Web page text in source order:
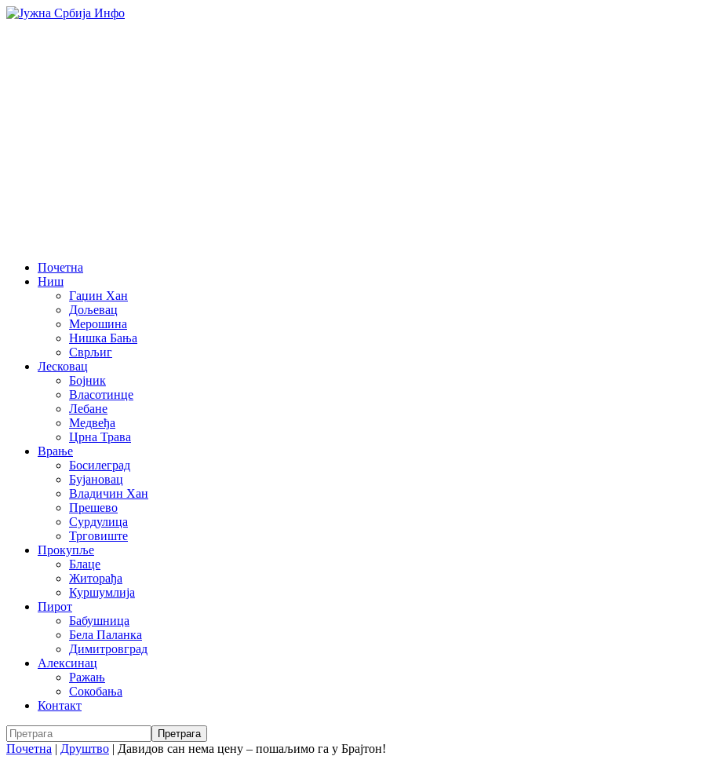
Почетна
Ниш
Гаџин Хан
Дољевац
Мерошина
Нишка Бања
Сврљиг
Лесковац
Бојник
Власотинце
Лебане
Медвеђа
Црна Трава
Врање
Босилеград
Бујановац
Владичин Хан
Прешево
Сурдулица
Трговиште
Прокупље
Блаце
Житорађа
Куршумлија
Пирот
Бабушница
Бела Паланка
Димитровград
Алексинац
Ражањ
Сокобања
Контакт
Почетна | Друштво | Давидов сан нема цену – пошаљимо га у Брајтон!